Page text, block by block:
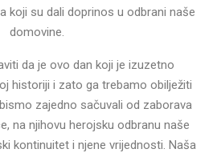
koji su dali doprinos u odbrani naše
domovine.
da je ovo dan koji je izuzetno
historiji i zato ga trebamo obilježiti
zajedno sačuvali od zaborava
na njihovu herojsku odbranu naše
kontinuitet i njene vrijednosti. Naša